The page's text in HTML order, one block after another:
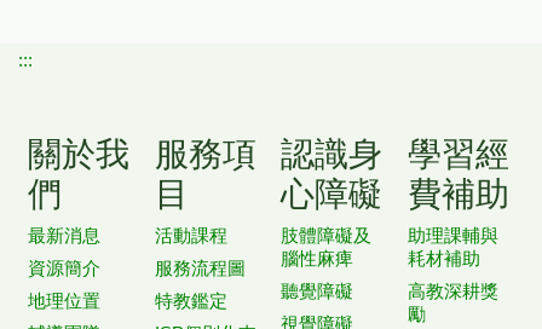
:::
關於我
們
最新消息
資源簡介
地理位置
服務項
目
活動課程
服務流程圖
特教鑑定
認識身
心障礙
肢體障礙及
腦性麻痺
聽覺障礙
視覺障礙
學習經
費補助
助理課輔與
耗材補助
高教深耕獎
勵